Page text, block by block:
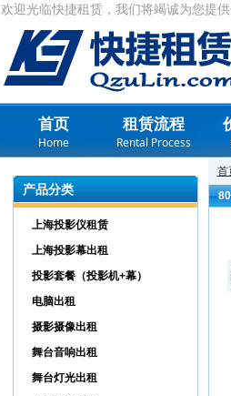
欢迎光临快捷租赁，我们将竭诚为您提供
首页
Home
租赁流程
Rental Process
首
产品分类
上海投影仪租赁
上海投影幕出租
投影套餐（投影机+幕）
电脑出租
摄影摄像出租
舞台音响出租
舞台灯光出租